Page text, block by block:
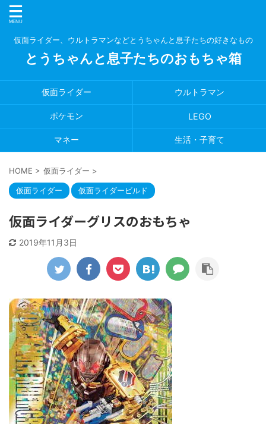
仮面ライダー、ウルトラマンなどとうちゃんと息子たちの好きなもの
とうちゃんと息子たちのおもちゃ箱
仮面ライダー ウルトラマン
ポケモン LEGO
マネー 生活・子育て
HOME > 仮面ライダー >
仮面ライダー 仮面ライダービルド
仮面ライダーグリスのおもちゃ
2019年11月3日